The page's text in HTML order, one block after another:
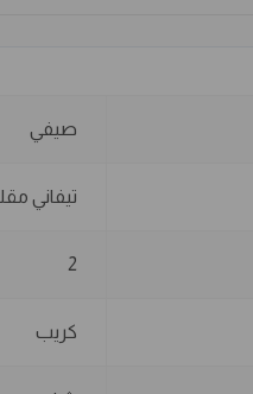
صيفي
تيفاني
2
كريب